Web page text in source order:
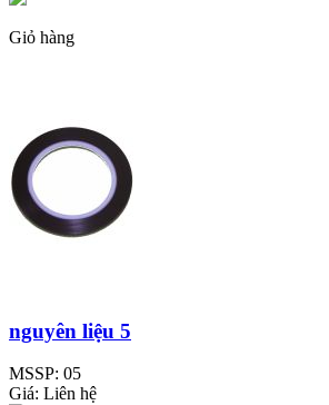
Giỏ hàng
nguyên liệu 5
MSSP: 05
Giá: Liên hệ